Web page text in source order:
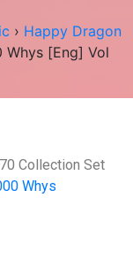
› Happy Dragon
Whys [Eng] Vol
Collection Set
Whys